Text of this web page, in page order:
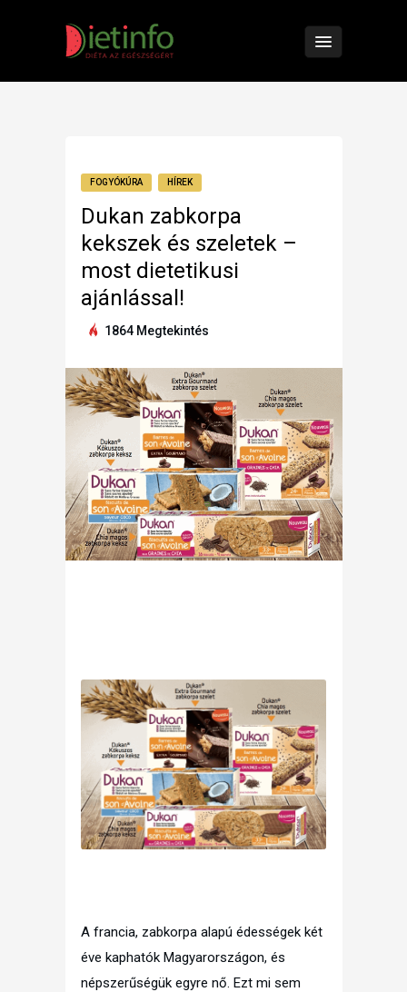
FOGYÓKÚRA HÍREK
Dukan zabkorpa
kekszek és szeletek –
most dietetikusi
ajánlással!
1864 Megtekintés
A francia, zabkorpa alapú édességek két
éve kaphatók Magyarországon, és
népszerűségük egyre nő. Ezt mi sem